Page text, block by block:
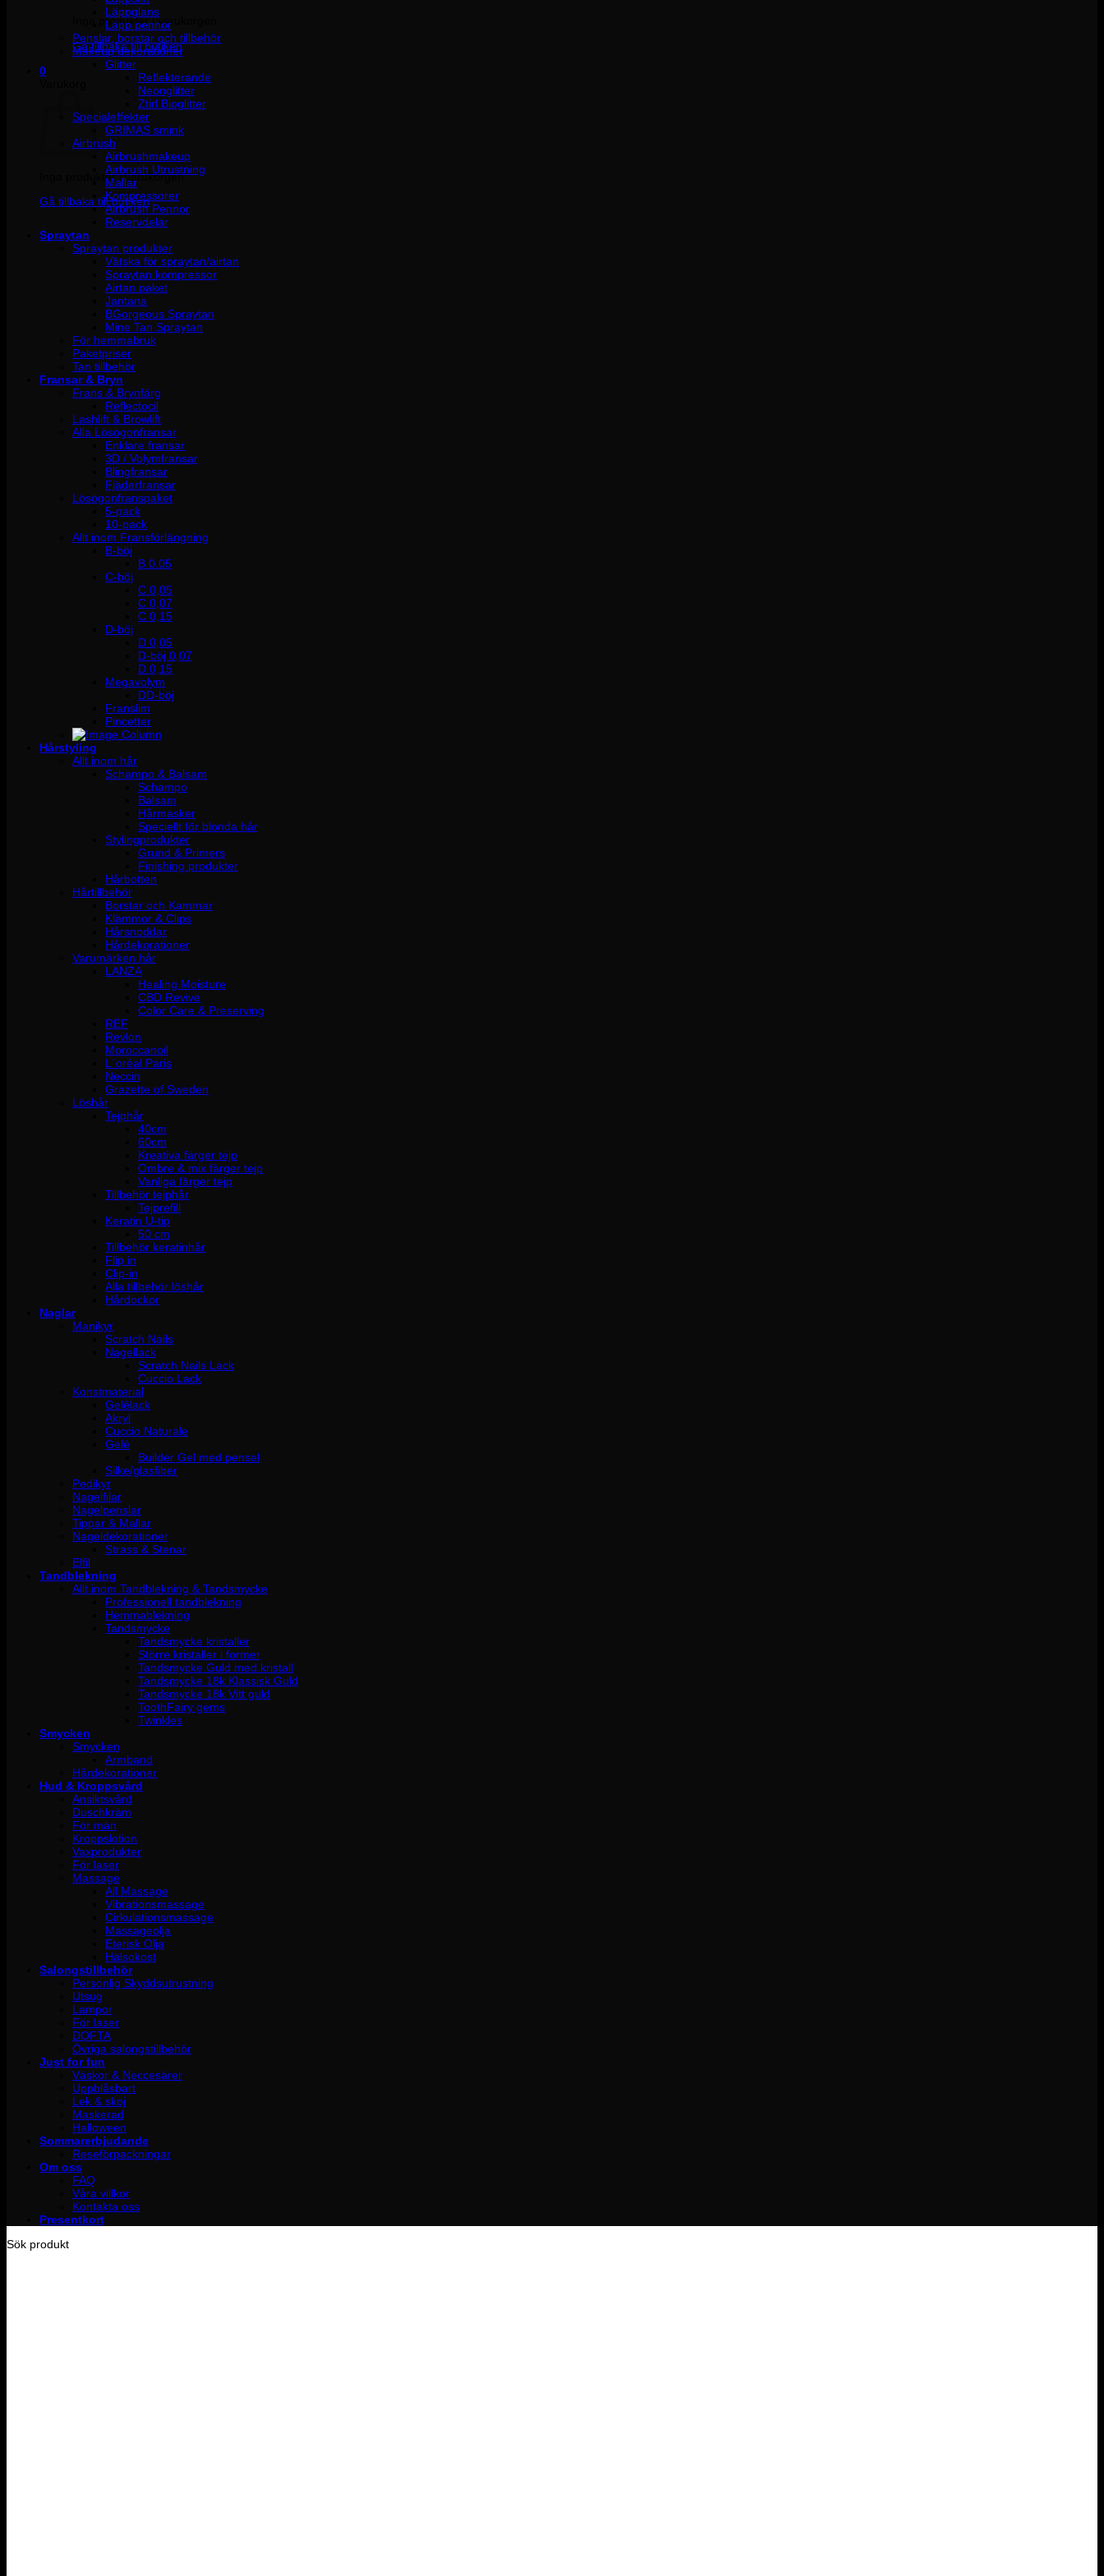
Inga produkter i varukorgen.
Gå tillbaka till butiken
0
Inga produkter i varukorgen.
Gå tillbaka till butiken
Läppglans
Läpp pennor
Penslar, borstar och tillbehör
Makeup dekorationer
Glitter
Reflekterande
Neonglitter
Ztirl Bioglitter
Specialeffekter
GRIMAS smink
Airbrush
Airbrushmakeup
Airbrush Utrustning
Mallar
Kompressorer
Airbrush Pennor
Reservdelar
Spraytan
Spraytan produkter
Vätska för spraytan/airtan
Spraytan kompressor
Airtan paket
Jantana
BGorgeous Spraytan
Mine Tan Spraytan
För hemmabruk
Paketpriser
Tan tillbehör
Fransar & Bryn
Frans & Brynfärg
Reflectocil
Lashlift & Browlift
Alla Lösögonfransar
Enklare fransar
3D / Volymfransar
Blingfransar
Fjäderfransar
Lösögonfranspaket
5-pack
10-pack
Allt inom Fransförlängning
B-böj
B 0.05
C-böj
C 0,05
C 0,07
C 0,15
D-böj
D 0,05
D-böj 0,07
D 0,15
Megavolym
DD-böj
Franslim
Pincetter
Hårstyling
Allt inom hår
Schampo & Balsam
Schampo
Balsam
Hårmasker
Speciellt för blonda hår
Stylingprodukter
Grund & Primers
Finishing produkter
Hårbotten
Hårtillbehör
Borstar och Kammar
Klämmor & Clips
Hårsnoddar
Hårdekorationer
Varumärken hår
LANZA
Healing Moisture
CBD Revive
Color Care & Preserving
REF
Revlon
Moroccanoil
L´oréal Paris
Neccin
Grazette of Sweden
Löshår
Tejphår
40cm
60cm
Kreativa färger tejp
Ombre & mix färger tejp
Vanliga färger tejp
Tillbehör tejphår
Tejprefill
Keratin U-tip
50 cm
Tillbehör keratinhår
Flip in
Clip-in
Alla tillbehör löshår
Hårdockor
Naglar
Manikyr
Scratch Nails
Nagellack
Scratch Nails Lack
Cuccio Lack
Konstmaterial
Gelélack
Akryl
Cuccio Naturale
Gelé
Builder Gel med pensel
Silke/glasfiber
Pedikyr
Nagelfilar
Nagelpenslar
Tippar & Mallar
Nageldekorationer
Strass & Stenar
Elfil
Tandblekning
Allt inom Tandblekning & Tandsmycke
Professionell tandblekning
Hemmablekning
Tandsmycke
Tandsmycke kristaller
Större kristaller i former
Tandsmycke Guld med kristall
Tandsmycke 18k Klassisk Guld
Tandsmycke 18k Vitt guld
ToothFairy gems
Twinkles
Smycken
Smycken
Armband
Hårdekorationer
Hud & Kroppsvård
Ansiktsvård
Duschkräm
För män
Kroppslotion
Vaxprodukter
För laser
Massage
All Massage
Vibrationsmassage
Cirkulationsmassage
Massageolja
Eterisk Olja
Hälsokost
Salongstillbehör
Personlig Skyddsutrustning
Utsug
Lampor
För laser
DOFTA
Övriga salongstillbehör
Just for fun
Väskor & Neccesärer
Uppblåsbart
Lek & skoj
Maskerad
Halloween
Sommarerbjudande
Reseförpackningar
Om oss
FAQ
Våra villkor
Kontakta oss
Presentkort
Sök produkt